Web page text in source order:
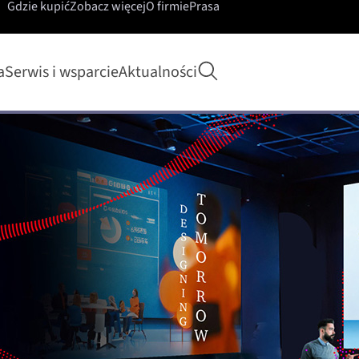
Serwis i wsparcieAktualności Rozpocznij
Gdzie kupićZobacz więcejO firmiePrasa